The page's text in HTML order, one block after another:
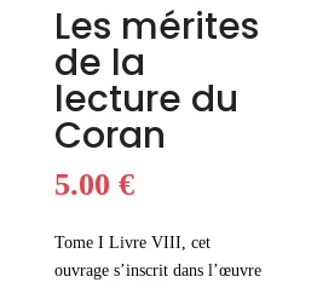
Les mérites
de la
lecture du
Coran
5.00€
Tome I Livre VIII, cet
ouvrage s’inscrit dans l’œuvre